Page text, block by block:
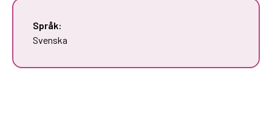
Språk:
Svenska